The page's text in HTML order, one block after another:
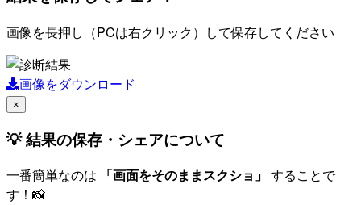
画像を長押し（PCは右クリック）して保存してください
画像をダウンロード
×
💡 結果の保存・シェアについて
一番簡単なのは 「画面をそのままスクショ」 することで
す！📸